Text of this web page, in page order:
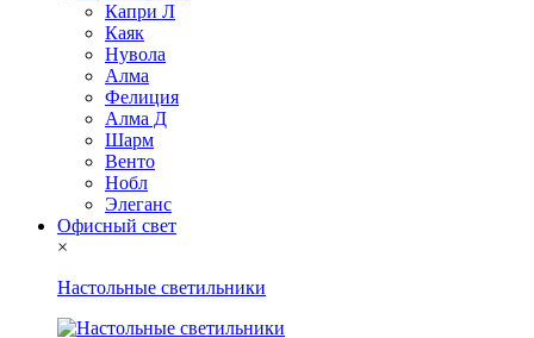
Капри Л
Каяк
Нувола
Алма
Фелиция
Алма Д
Шарм
Венто
Нобл
Элеганс
Офисный свет
×
Настольные светильники